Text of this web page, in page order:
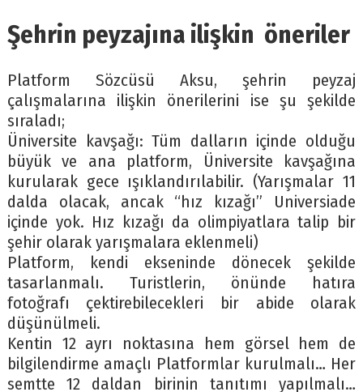
Şehrin peyzajına ilişkin öneriler
Platform Sözcüsü Aksu, şehrin peyzaj
çalışmalarına ilişkin önerilerini ise şu şekilde
sıraladı;
Üniversite kavşağı: Tüm dalların içinde olduğu
büyük ve ana platform, Üniversite kavşağına
kurularak gece ışıklandırılabilir. (Yarışmalar 11
dalda olacak, ancak “hız kızağı” Universiade
içinde yok. Hız kızağı da olimpiyatlara talip bir
şehir olarak yarışmalara eklenmeli)
Platform, kendi ekseninde dönecek şekilde
tasarlanmalı. Turistlerin, önünde hatıra
fotoğrafı çektirebilecekleri bir abide olarak
düşünülmeli.
Kentin 12 ayrı noktasına hem görsel hem de
bilgilendirme amaçlı Platformlar kurulmalı… Her
semtte 12 daldan birinin tanıtımı yapılmalı…